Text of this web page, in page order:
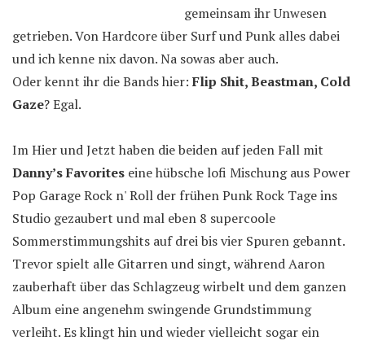
gemeinsam ihr Unwesen
getrieben. Von Hardcore über Surf und Punk alles dabei
und ich kenne nix davon. Na sowas aber auch.
Oder kennt ihr die Bands hier: Flip Shit, Beastman, Cold
Gaze? Egal.
Im Hier und Jetzt haben die beiden auf jeden Fall mit
Danny’s Favorites eine hübsche lofi Mischung aus Power
Pop Garage Rock n' Roll der frühen Punk Rock Tage ins
Studio gezaubert und mal eben 8 supercoole
Sommerstimmungshits auf drei bis vier Spuren gebannt.
Trevor spielt alle Gitarren und singt, während Aaron
zauberhaft über das Schlagzeug wirbelt und dem ganzen
Album eine angenehm swingende Grundstimmung
verleiht. Es klingt hin und wieder vielleicht sogar ein